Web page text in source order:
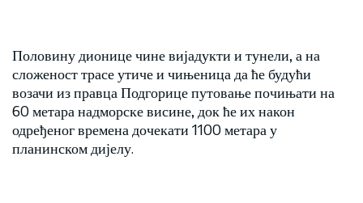
Половину дионице чине вијадукти и тунели, а на
сложеност трасе утиче и чињеница да ће будући
возачи из правца Подгорице путовање почињати на
60 метара надморске висине, док ће их након
одређеног времена дочекати 1100 метара у
планинском дијелу.